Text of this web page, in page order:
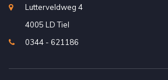
Lutterveldweg 4
4005 LD Tiel
0344 - 621186